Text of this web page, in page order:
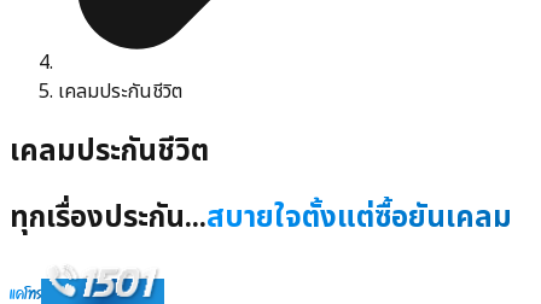
เคลมประกันชีวิต
เคลมประกันชีวิต
ทุกเรื่องประกัน...สบายใจตั้งแต่ซื้อยันเคลม
แค่โทร